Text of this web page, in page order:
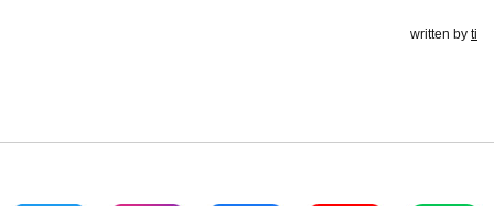
written by ti